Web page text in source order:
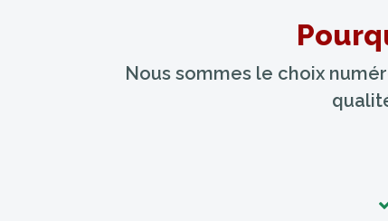
Nous sommes le choix